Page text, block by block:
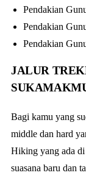
Pendakian
Pendakian
Pendakian
JALUR
Bagi kamu yang
middle dan hard
Hiking yang ada
suasana baru dan